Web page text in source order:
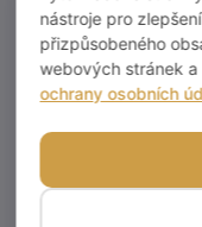
nástroje pro
přizpůsobeného
webových stránek
ochrany osobních